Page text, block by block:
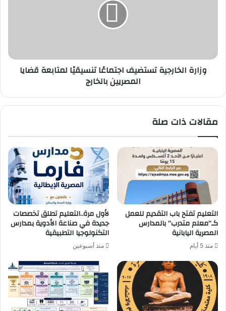
بالخارج
وزارة الخارجية تستضيف اجتماعًا تنسيقيًا لمتابعة قضايا
المصريين بالخارج
مقالات ذات صلة
التعليم تفتح باب التقديم للعمل
كـ”معلم متدرب” بالمدارس
المصرية اليابانية
منذ 5 أيام
لأول مرة..التعليم تطلق تخصصات
جديدة في صناعة الأدوية بمدارس
التكنولوجيا التطبيقية
منذ أسبوعين